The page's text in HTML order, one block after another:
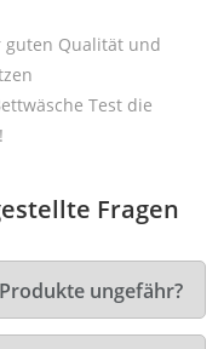
guten Qualität und
Test die
Fragen
ungefähr?